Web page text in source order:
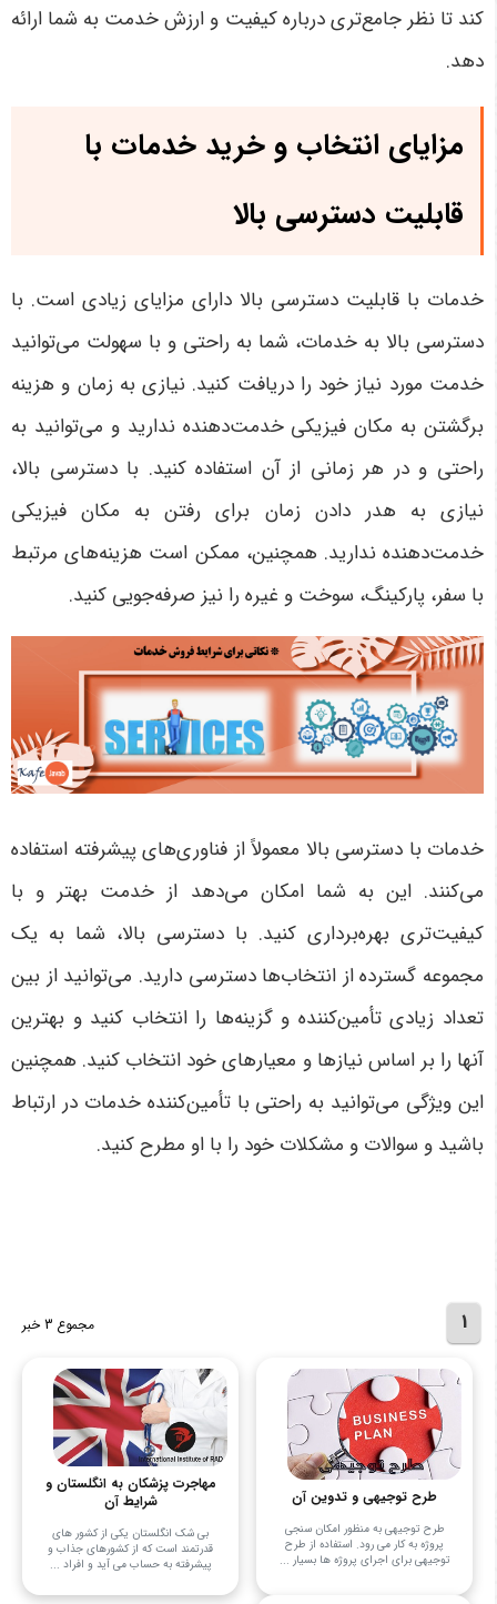
کند تا نظر جامع‌تری درباره کیفیت و ارزش خدمت به شما ارائه
دهد.
مزایای انتخاب و خرید خدمات با
قابلیت دسترسی بالا
خدمات با قابلیت دسترسی بالا دارای مزایای زیادی است. با
دسترسی بالا به خدمات، شما به راحتی و با سهولت می‌توانید
خدمت مورد نیاز خود را دریافت کنید. نیازی به زمان و هزینه
‌برگشتن به مکان فیزیکی خدمت‌دهنده ندارید و می‌توانید به
راحتی و در هر زمانی از آن استفاده کنید. با دسترسی بالا،
نیازی به هدر دادن زمان برای رفتن به مکان فیزیکی
خدمت‌دهنده ندارید. همچنین، ممکن است هزینه‌های مرتبط
با سفر، پارکینگ، سوخت و غیره را نیز صرفه‌جویی کنید.
خدمات با دسترسی بالا معمولاً از فناوری‌های پیشرفته استفاده
می‌کنند. این به شما امکان می‌دهد از خدمت بهتر و با
کیفیت‌تری بهره‌برداری کنید. با دسترسی بالا، شما به یک
مجموعه گسترده از انتخاب‌ها دسترسی دارید. می‌توانید از بین
تعداد زیادی تأمین‌کننده و گزینه‌ها را انتخاب کنید و بهترین
آنها را بر اساس نیازها و معیارهای خود انتخاب کنید. همچنین
این ویژگی می‌توانید به راحتی با تأمین‌کننده خدمات در ارتباط
باشید و سوالات و مشکلات خود را با او مطرح کنید.
1 مجموع 3 خبر
طرح توجیهی و تدوین آن
طرح توجیهی به منظور امکان سنجی
پروژه به کار می رود. استفاده از طرح
توجیهی برای اجرای پروژه ها بسیار ...
مهاجرت پزشکان به انگلستان و
شرایط آن
بی شک انگلستان یکی از کشور های
قدرتمند است که از کشورهای جذاب و
پیشرفته به حساب می آید و افراد ...